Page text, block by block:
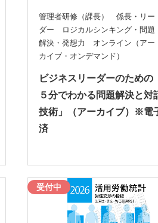
お気に入り管理者研修（課長） 係長・リー
ダー ロジカルシンキング・問題
解決・発想力 オンライン（アー
カイブ・オンデマンド）
ビジネスリーダーのための
５分でわかる問題解決と対
技術」（アーカイブ）※電
済
受付中